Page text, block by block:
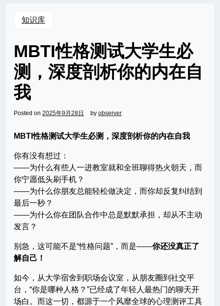
知识库
MBTI性格测试大学生必
测，深度剖析你的内在自
我
Posted on 2025年9月28日 by observer
MBTI性格测试大学生必测，深度剖析你的内在自我
你有没有想过：
——为什么有些人一进教室就和全班聊得热火朝天，而
你宁愿低头刷手机？
——为什么你朋友总能轻松做决定，而你却反复纠结到
最后一秒？
——为什么你在团队合作中总是默默承担，却从不主动
发言？
别急，这可能不是“性格问题”，而是——你还没真正了
解自己！
如今，从大学宿舍到职场会议室，从朋友圈到社交平
台，“你是哪种人格？”已经成了年轻人最热门的聊天开
场白。而这一切，都源于一个风靡全球的心理测评工具